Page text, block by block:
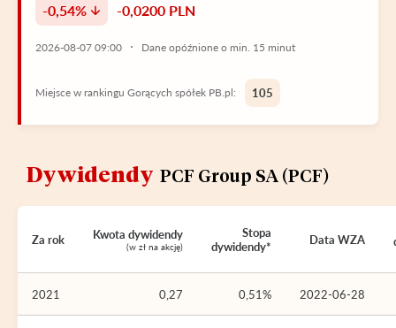
-0,54% -0,0200 PLN
2026-08-07 09:00 Dane opóźnione o min. 15 minut
Miejsce w rankingu Gorących spółek PB.pl: 105
Dywidendy PCF Group SA (PCF)
Za rok Kwota dywidendy
(w zł na akcję)
Stopa
dywidendy*
Data WZA
2021 0,27 0,51% 2022-06-28